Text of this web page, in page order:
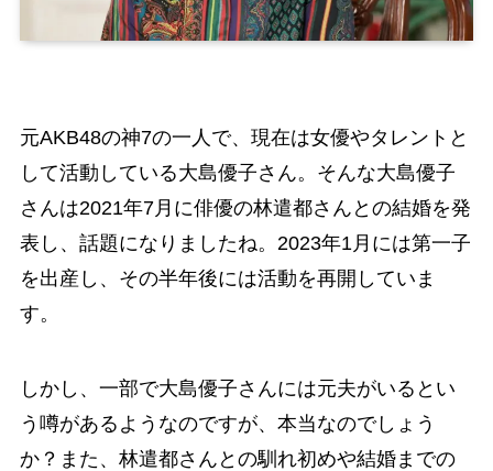
元AKB48の神7の一人で、現在は女優やタレントと
して活動している大島優子さん。そんな大島優子
さんは2021年7月に俳優の林遣都さんとの結婚を発
表し、話題になりましたね。2023年1月には第一子
を出産し、その半年後には活動を再開していま
す。
しかし、一部で大島優子さんには元夫がいるとい
う噂があるようなのですが、本当なのでしょう
か？また、林遣都さんとの馴れ初めや結婚までの